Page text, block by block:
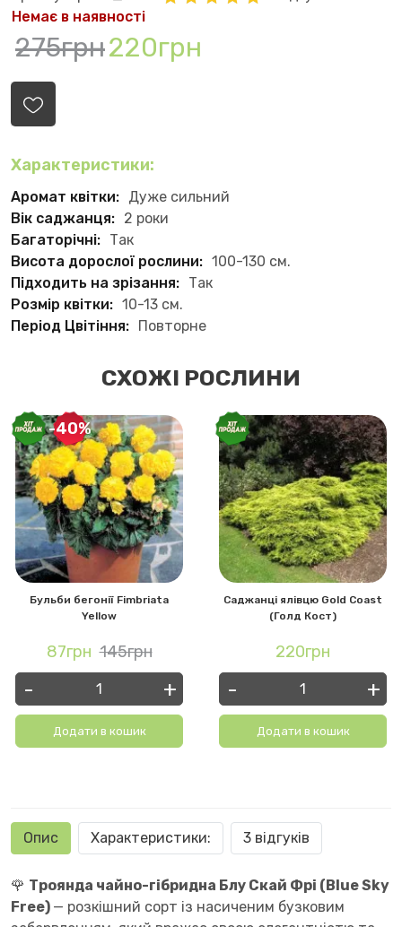
Немає в наявності
275грн220грн
Характеристики:
Аромат квітки: Дуже сильний
Вік саджанця: 2 роки
Багаторічні: Так
Висота дорослої рослини: 100-130 см.
Підходить на зрізання: Так
Розмір квітки: 10-13 см.
Період Цвітіння:
Повторне
СХОЖІ РОСЛИНИ
-40%
Бульби бегонії Fimbriata
Yellow
87грн 145грн
- +
Додати в кошик
Саджанці ялівцю Gold Coast
(Голд Кост)
220грн
- +
Додати в кошик
Опис Характеристики: 3 відгуків
🌹 Троянда чайно-гібридна Блу Скай Фрі (Blue Sky
Free) — розкішний сорт із насиченим бузковим